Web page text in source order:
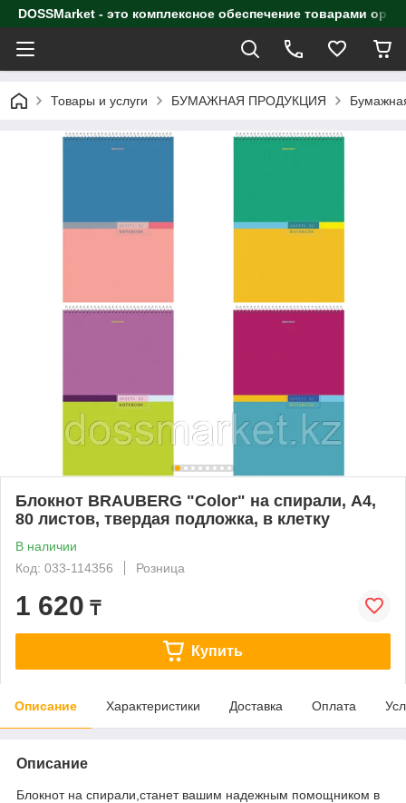
DOSSMarket - это комплексное обеспечение товарами
Товары и услуги БУМАЖНАЯ ПРОДУКЦИЯ
Блокнот BRAUBERG "Color" на спирали, А4,
80 листов, твердая подложка, в клетку
В наличии
Код: 033-114356
Розница
1 620 ₸
Купить
Описание Характеристики Доставка Оплата
Описание
Блокнот на спирали,станет вашим надежным помощником в